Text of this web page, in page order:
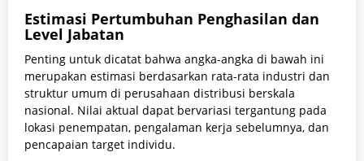
Estimasi Pertumbuhan Penghasilan dan
Level Jabatan
Penting untuk dicatat bahwa angka-angka di bawah ini
merupakan estimasi berdasarkan rata-rata industri dan
struktur umum di perusahaan distribusi berskala
nasional. Nilai aktual dapat bervariasi tergantung pada
lokasi penempatan, pengalaman kerja sebelumnya, dan
pencapaian target individu.